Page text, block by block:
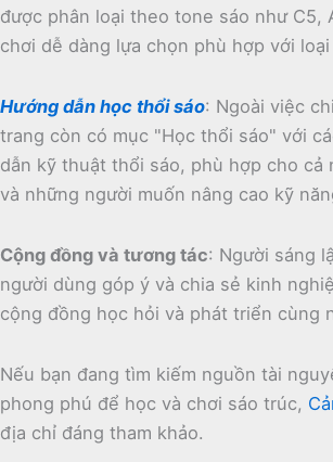
được phân loại theo tone sáo như C5,
chơi dễ dàng lựa chọn phù hợp với
Hướng dẫn học thổi sáo: Ngoài việc
trang còn có mục "Học thổi sáo" với
dẫn kỹ thuật thổi sáo, phù hợp cho cả
và những người muốn nâng cao kỹ
Cộng đồng và tương tác: Người sáng
người dùng góp ý và chia sẻ kinh
cộng đồng học hỏi và phát triển cùng
Nếu bạn đang tìm kiếm nguồn tài
phong phú để học và chơi sáo trúc,
địa chỉ đáng tham khảo.